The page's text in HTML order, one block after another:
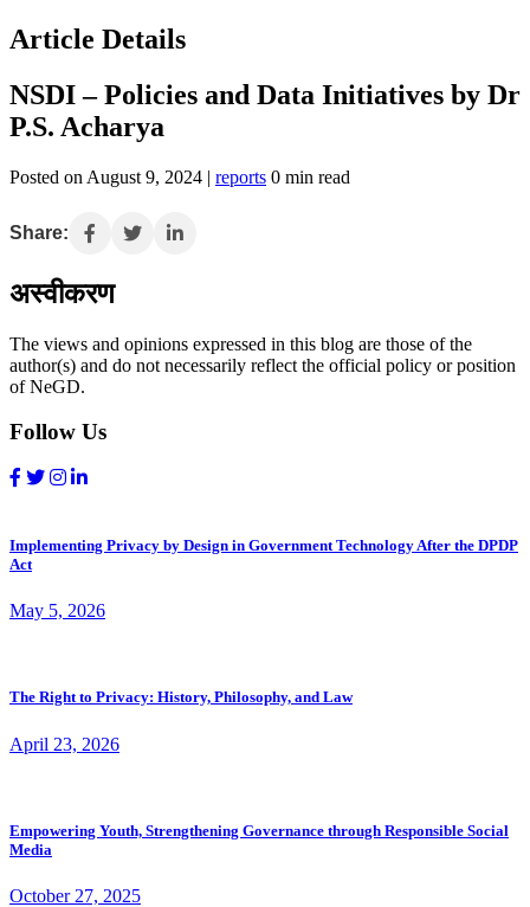
Article Details
NSDI – Policies and Data Initiatives by Dr
P.S. Acharya
Posted on August 9, 2024 | reports 0 min read
Share:
अस्वीकरण
The views and opinions expressed in this blog are those of the
author(s) and do not necessarily reflect the official policy or position
of NeGD.
Follow Us
Implementing Privacy by Design in Government Technology After the DPDP
Act
May 5, 2026
The Right to Privacy: History, Philosophy, and Law
April 23, 2026
Empowering Youth, Strengthening Governance through Responsible Social
Media
October 27, 2025